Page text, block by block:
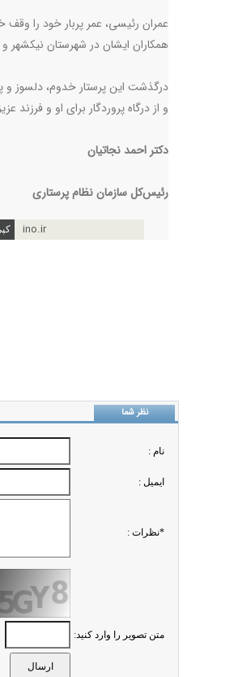
عمران رئیسی، عمر پربار خود را وقف
همکاران ایشان در شهرستان نیکشهر
درگذشت این پرستار خدوم، دلسوز و
و از درگاه پروردگار برای او و
دکتر احمد نجاتیان
رئیس‌کل سازماننظامپرستاری
ino.ir
نظر شما
نام :
ايميل :
*نظرات :
متن تصویر را وارد کنید: